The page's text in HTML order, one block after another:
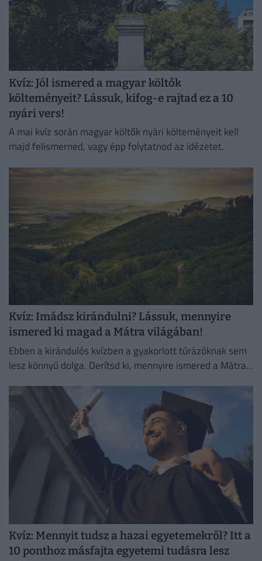
Kvíz: Jól ismered a magyar költők
költeményeit? Lássuk, kifog-e rajtad ez a 10
nyári vers!
A mai kvíz során magyar költők nyári költeményeit kell
majd felismerned, vagy épp folytatnod az idézetet.
Kvíz: Imádsz kirándulni? Lássuk, mennyire
ismered ki magad a Mátra világában!
Ebben a kirándulós kvízben a gyakorlott túrázóknak sem
lesz könnyű dolga. Derítsd ki, mennyire ismered a Mátra
Kvíz: Mennyit tudsz a hazai egyetemekről? Itt a
10 ponthoz másfajta egyetemi tudásra lesz